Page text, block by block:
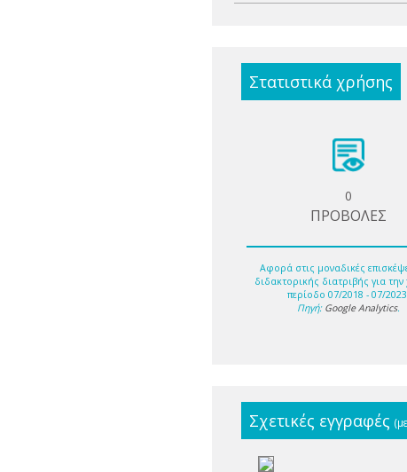
Στατιστικά χρήσης
0
ΠΡΟΒΟΛΕΣ
Αφορά στις μοναδικές
διδακτορικής διατριβής για την
περίοδο 07/2018 - 07/
Πηγή: Google Analytics.
Σχετικές εγγραφές